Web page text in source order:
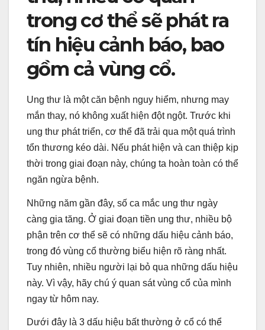
trong cơ thể sẽ phát ra
tín hiệu cảnh báo, bao
gồm cả vùng cổ.
Ung thư là một căn bệnh nguy hiểm, nhưng may
mắn thay, nó không xuất hiện đột ngột. Trước khi
ung thư phát triển, cơ thể đã trải qua một quá trình
tổn thương kéo dài. Nếu phát hiện và can thiệp kịp
thời trong giai đoạn này, chúng ta hoàn toàn có thể
ngăn ngừa bệnh.
Những năm gần đây, số ca mắc ung thư ngày
càng gia tăng. Ở giai đoạn tiền ung thư, nhiều bộ
phận trên cơ thể sẽ có những dấu hiệu cảnh báo,
trong đó vùng cổ thường biểu hiện rõ ràng nhất.
Tuy nhiên, nhiều người lại bỏ qua những dấu hiệu
này. Vì vậy, hãy chú ý quan sát vùng cổ của mình
ngay từ hôm nay.
Dưới đây là 3 dấu hiệu bất thường ở cổ có thể